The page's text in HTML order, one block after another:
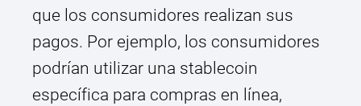
que los consumidores realizan sus
pagos. Por ejemplo, los consumidores
podrían utilizar una stablecoin
específica para compras en línea,